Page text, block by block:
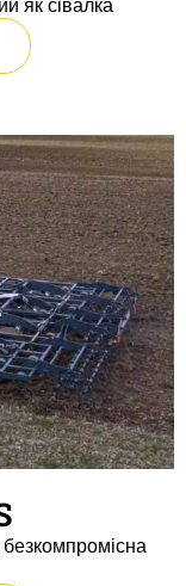
як сівалка